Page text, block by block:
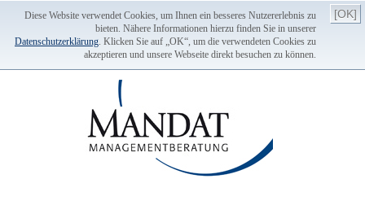
Diese Website verwendet Cookies, um Ihnen ein besseres Nutzererlebnis zu
bieten. Nähere Informationen hierzu finden Sie in unserer
Datenschutzerklärung. Klicken Sie auf „OK“, um die verwendeten Cookies zu
akzeptieren und unsere Webseite direkt besuchen zu können.
[OK]